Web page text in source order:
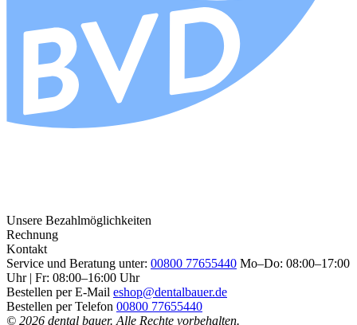
Unsere Bezahlmöglichkeiten
Rechnung
Kontakt
Service und Beratung unter: 00800 77655440 Mo–Do: 08:00–17:00
Uhr | Fr: 08:00–16:00 Uhr
Bestellen per E-Mail eshop@dentalbauer.de
Bestellen per Telefon 00800 77655440
© 2026 dental bauer. Alle Rechte vorbehalten.